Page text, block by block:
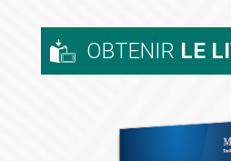
OBTENIR LE